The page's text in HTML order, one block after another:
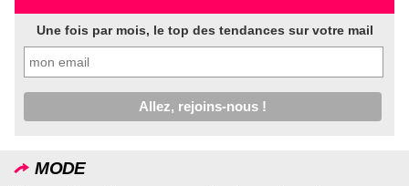
Une fois par mois, le top des tendances sur votre mail
MODE